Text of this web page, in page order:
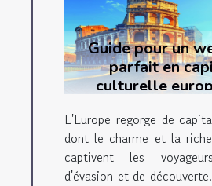
Guide pour un
parfait en
culturelle
L'Europe regorge de
dont le charme et la
captivent les
d'évasion et de